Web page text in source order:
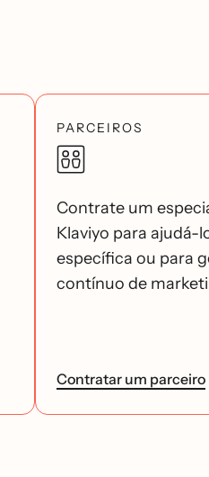
PARCEIROS
Contrate um
Klaviyo para ajudá-
específica ou para
contínuo de
Contratar um parceiro